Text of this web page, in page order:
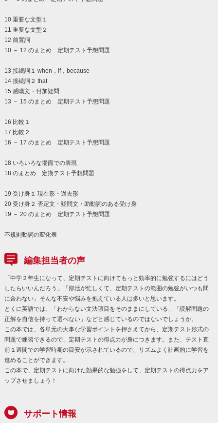
10 重要な文型１
11 重要な文型２
12 前置詞
10 － 12 のまとめ 定期テスト予想問題
13 接続詞１ when，if，because
14 接続詞２ that
15 感嘆文・付加疑問
13 － 15 のまとめ 定期テスト予想問題
16 比較１
17 比較２
16 － 17 のまとめ 定期テスト予想問題
18 いろいろな場面での表現
18 のまとめ 定期テスト予想問題
19 受け身１ 現在形・過去形
20 受け身２ 否定文・疑問文・助動詞のある受け身
19 － 20 のまとめ 定期テスト予想問題
不規則動詞の変化表
編集担当者の声
「中学２年生になって、定期テストに向けてもっと効率的に勉強するにはどう
したらいいんだろう」「部活が忙しくて、定期テストの範囲の勉強がいつも間
に合わない」そんな不安や悩みを抱えている人は多いと思います。
とくに英語では、「わからない文法項目をそのままにしている」「読解問題の
正解を自信を持って選べない」などと感じているのではないでしょうか。
この本では、各単元の大事な学習ポイントを押さえてから、定期テスト形式の
問題で練習できるので、定期テストの得点力が身につきます。また、テスト直
前１週間での学習時期の目安が示されているので、リズムよく計画的に学習を
進めることができます。
この本で、定期テストに向けた効果的な勉強をして、定期テストの得点力をア
ップさせましょう！
サポート情報